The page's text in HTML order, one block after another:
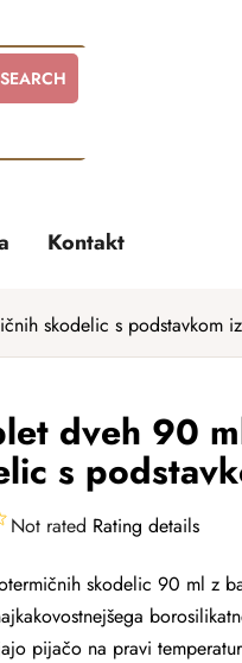
SEARCH
Kontakt
skodelic s podstavkom
dveh 90
s
Not rated Rating details
skodelic 90 ml z
pijačo na pravi